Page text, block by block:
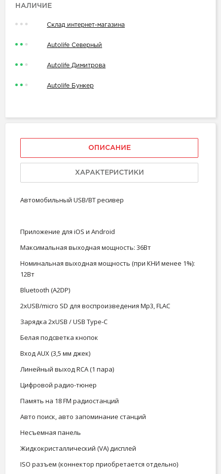
НАЛИЧИЕ
Склад интернет-магазина
Autolife Северный
Autolife Димитрова
Autolife Бункер
ОПИСАНИЕ
ХАРАКТЕРИСТИКИ
Автомобильный USB/BT ресивер
Приложение для iOS и Android
Максимальная выходная мощность: 36Вт
Номинальная выходная мощность (при КНИ менее 1%):
12Вт
Bluetooth (A2DP)
2xUSB/micro SD для воспроизведения Mp3, FLAC
Зарядка 2xUSB / USB Type-C
Белая подсветка кнопок
Вход AUX (3,5 мм джек)
Линейный выход RCA (1 пара)
Цифровой радио-тюнер
Память на 18 FM радиостанций
Авто поиск, авто запоминание станций
Несъемная панель
Жидкокристаллический (VA) дисплей
ISO разъем (коннектор приобретается отдельно)